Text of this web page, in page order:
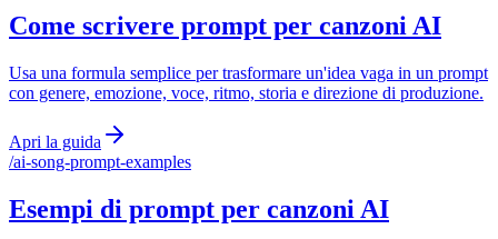
Come scrivere prompt per canzoni AI
Usa una formula semplice per trasformare un'idea vaga in un prompt
con genere, emozione, voce, ritmo, storia e direzione di produzione.
Apri la guida
/ai-song-prompt-examples
Esempi di prompt per canzoni AI